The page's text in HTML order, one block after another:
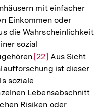
mit einfacher
Einkommen oder
die Wahrscheinlichkeit
sozial
Zur
Auflösung
Fußnote
[22] Aus Sicht
ist dieser
soziale
Lebensabschnitt
Risiken oder